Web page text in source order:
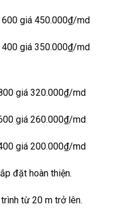
giá 450.000₫/md
giá 350.000₫/md
giá 320.000₫/md
giá 260.000₫/md
giá 200.000₫/md
đặt hoàn thiện.
từ 20 m trở lên.